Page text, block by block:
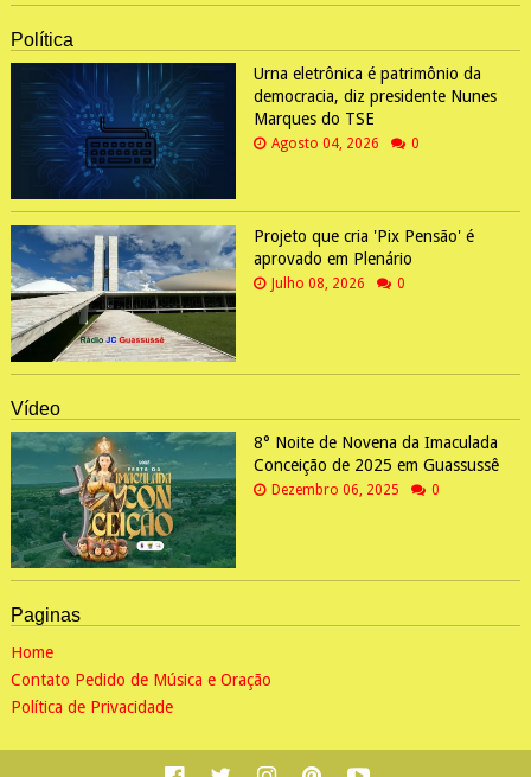
Política
Urna eletrônica é patrimônio da
democracia, diz presidente Nunes
Marques do TSE
Agosto 04, 2026 0
Projeto que cria 'Pix Pensão' é
aprovado em Plenário
Julho 08, 2026 0
Vídeo
8° Noite de Novena da Imaculada
Conceição de 2025 em Guassussê
Dezembro 06, 2025 0
Paginas
Home
Contato Pedido de Música e Oração
Política de Privacidade